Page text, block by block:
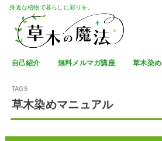
身近な植物で暮らしに彩りを。
自己紹介 無料メルマガ講座 草木染め
草木染めマニュアル